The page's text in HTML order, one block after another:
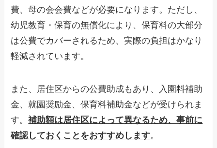
費、母の会会費などが必要になります。ただし、
幼児教育・保育の無償化により、保育料の大部分
は公費でカバーされるため、実際の負担はかなり
軽減されています。
また、居住区からの公費助成もあり、入園料補助
金、就園奨励金、保育料補助金などが受けられま
す。補助額は居住区によって異なるため、事前に
確認しておくことをおすすめします。